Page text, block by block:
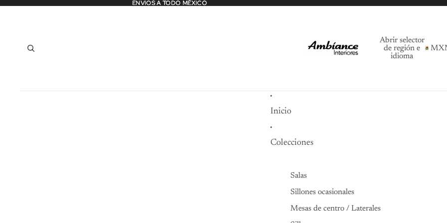
ENVIOS A TODO MÉXICO
ENVIOS A TODO MÉXICO
Abrir selector
de región e
idioma
Inicio
Colecciones
Salas
Sillones ocasionales
Mesas de centro / Laterales